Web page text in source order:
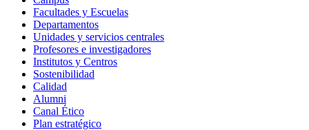
Facultades y Escuelas
Departamentos
Unidades y servicios centrales
Profesores e investigadores
Institutos y Centros
Sostenibilidad
Calidad
Alumni
Canal Ético
Plan estratégico